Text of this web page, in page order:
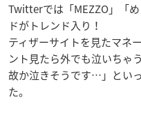
Twitterでは「MEZZO」「
ドがトレンド入り！
ティザーサイトを見たマネ
ント見たら外でも泣いちゃ
故か泣きそうです…」とい
た。